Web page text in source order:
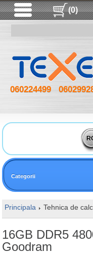
(0)
060224499
Categorii
Principala Tehnica de
16GB DDR5
Goodram